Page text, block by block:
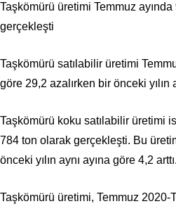
Taşkömürü üretimi Temmuz
gerçekleşti
Taşkömürü satılabilir üretimi
göre 29,2 azalırken bir önceki yılın
Taşkömürü koku satılabilir üretimi
784 ton olarak gerçekleşti. Bu
önceki yılın aynı ayına göre 4,2 arttı.
Taşkömürü üretimi, Temmuz 2020-